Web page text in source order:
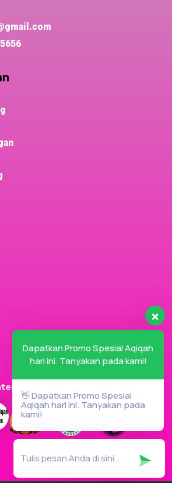
Plus Terdaftar Dalam
Dapatkan Promo Spesial Aqiqah
hari ini. Tanyakan pada kami!
👋 Dapatkan Promo Spesial
Aqiqah hari ini. Tanyakan pada
kami!